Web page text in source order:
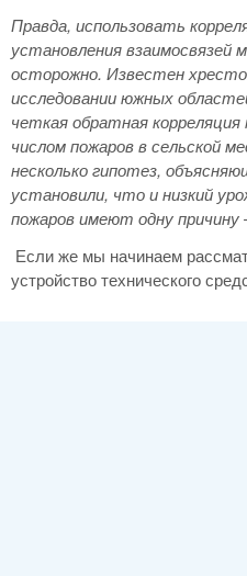
Правда, использовать
установления взаимосвязей
осторожно. Известен
исследовании южных
четкая обратная
числом пожаров в сельской
несколько гипотез,
установили, что и низкий
пожаров имеют одну причину
Если же мы начинаем
устройство технического